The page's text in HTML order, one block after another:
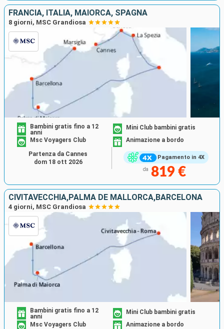
FRANCIA, ITALIA, MAIORCA, SPAGNA
8 giorni, MSC Grandiosa
Pagamento in 4X
Bambini gratis fino a 12
anni
Mini Club bambini gratis
Msc Voyagers Club
Animazione a bordo
da 819 €
Partenza da Cannes
dom 18 ott 2026
CIVITAVECCHIA,PALMA DE MALLORCA,BARCELONA
4 giorni, MSC Grandiosa
Bambini gratis fino a 12
anni
Mini Club bambini gratis
Msc Voyagers Club
Animazione a bordo